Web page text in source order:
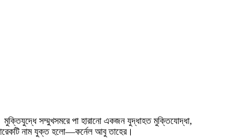
সম্মুখসমরে পা হারানো একজন যুদ্ধাহত মুক্তিযোদ্ধা,
নাম যুক্ত হলো—কর্নেল আবু তাহের।